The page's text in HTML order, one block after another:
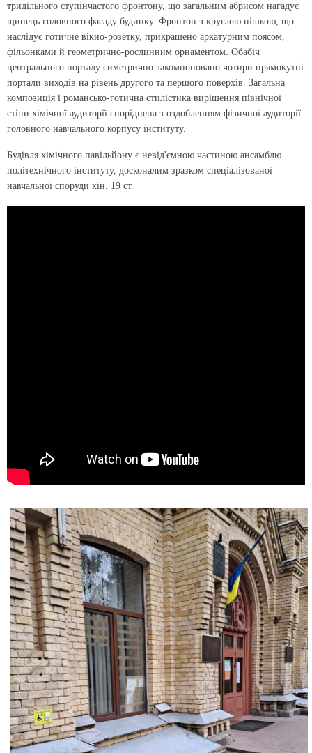
тридільного ступінчастого фронтону, що загальним абрисом нагадує
щипець головного фасаду будинку. Фронтон з круглою нішкою, що
наслідує готичне вікно-розетку, прикрашено аркатурним поясом,
фільонками й геометрично-рослинним орнаментом. Обабіч
центрального порталу симетрично закомпоновано чотири прямокутні
портали виходів на рівень другого та першого поверхів. Загальна
композиція і романсько-готична стилістика вирішення північної
стіни хімічної аудиторії споріднена з оздобленням фізичної аудиторії
головного навчального корпусу інституту.
Будівля хімічного павільйону є невід'ємною частиною ансамблю
політехнічного інституту, досконалим зразком спеціалізованої
навчальної споруди кін. 19 ст.